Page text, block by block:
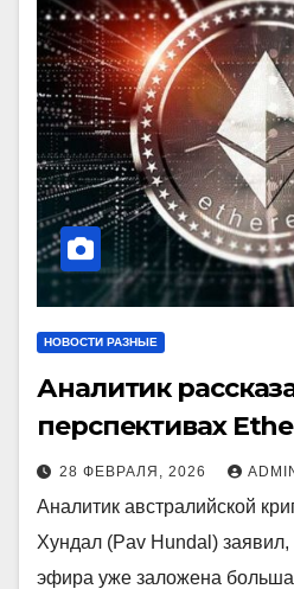
НОВОСТИ РАЗНЫЕ
Аналитик
перспективах
28 ФЕВРАЛЯ, 2026
Аналитик австралийской
Хундал (Pav Hundal)
эфира уже заложена